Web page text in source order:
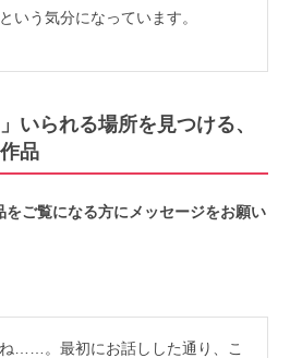
う気分になっています。
いられる場所を見つける、
品
ご覧になる方にメッセージをお願い
……。最初にお話しした通り、こ